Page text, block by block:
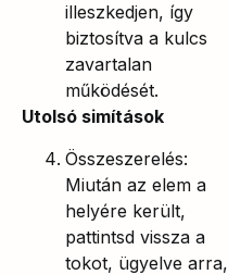
illeszkedjen, így
biztosítva a kulcs
zavartalan
működését.
Utolsó simítások
Összeszerelés:
Miután az elem a
helyére került,
pattintsd vissza a
tokot, ügyelve arra,